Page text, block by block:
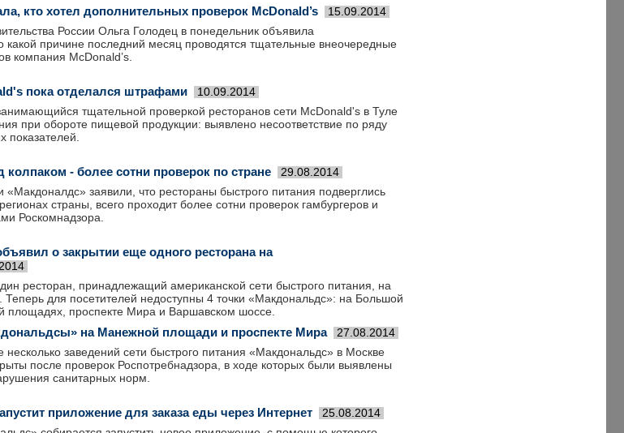
кто хотел дополнительных проверок McDonald’s 15.09.2014
России Ольга Голодец в понедельник объявила
какой причине последний месяц проводятся тщательные внеочередные
компания McDonald’s.
пока отделался штрафами 10.09.2014
тщательной проверкой ресторанов сети McDonald's в Туле
при обороте пищевой продукции: выявлено несоответствие по ряду
показателей.
- более сотни проверок по стране 29.08.2014
«Макдоналдс» заявили, что рестораны быстрого питания подверглись
страны, всего проходит более сотни проверок гамбургеров и
Роскомнадзора.
о закрытии еще одного ресторана на
ресторан, принадлежащий американской сети быстрого питания, на
для посетителей недоступны 4 точки «Макдональдс»: на Большой
площадях, проспекте Мира и Варшавском шоссе.
на Манежной площади и проспекте Мира 27.08.2014
заведений сети быстрого питания «Макдональдс» в Москве
после проверок Роспотребнадзора, в ходе которых были выявлены
санитарных норм.
приложение для заказа еды через Интернет 25.08.2014